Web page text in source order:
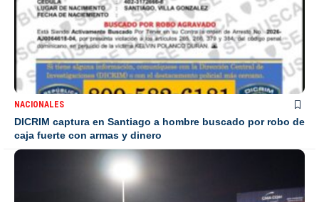
NACIONALES
DICRIM captura en Santiago a hombre buscado por robo de
caja fuerte con armas y dinero